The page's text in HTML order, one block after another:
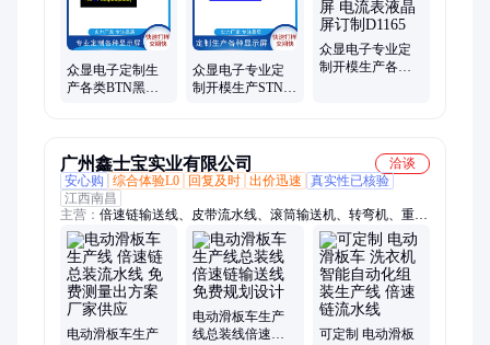
寸液晶屏
众显电子定制生
产各类BTN黑白
众显电子专业定
制开模生产STN蓝
众显电子专业定
制开模生产各类
广州鑫士宝实业有限公司
洽谈
安心购
综合体验L0 回复及时 出价迅速
真实性已核验
江西南昌
主营： 倍速链输送线、皮带流水线、滚筒输送机、转弯机、重型
工作台、组装生产线、皮带输送机、钳工台、差速链生产线、装
配流水线、物流分拣线、皮带线、倍速链流水线、爬坡输送机、
工作台、滚筒线、自动化输送线、传送带流水线、无动力滚筒
线、动力滚筒线、滚筒转弯机、90度转弯机、180度转弯机、环
形输送线、食品输送机
电动滑板车生产
电动滑板车生产
线总装线倍速链
可定制 电动滑板